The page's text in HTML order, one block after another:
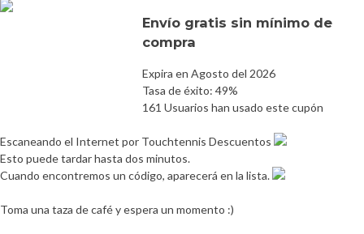
Envío gratis sin mínimo de
compra
Expira en Agosto del 2026
Tasa de éxito: 49%
161 Usuarios han usado este cupón
Escaneando el Internet por Touchtennis Descuentos
Esto puede tardar hasta dos minutos.
Cuando encontremos un código, aparecerá en la lista.
Toma una taza de café y espera un momento :)